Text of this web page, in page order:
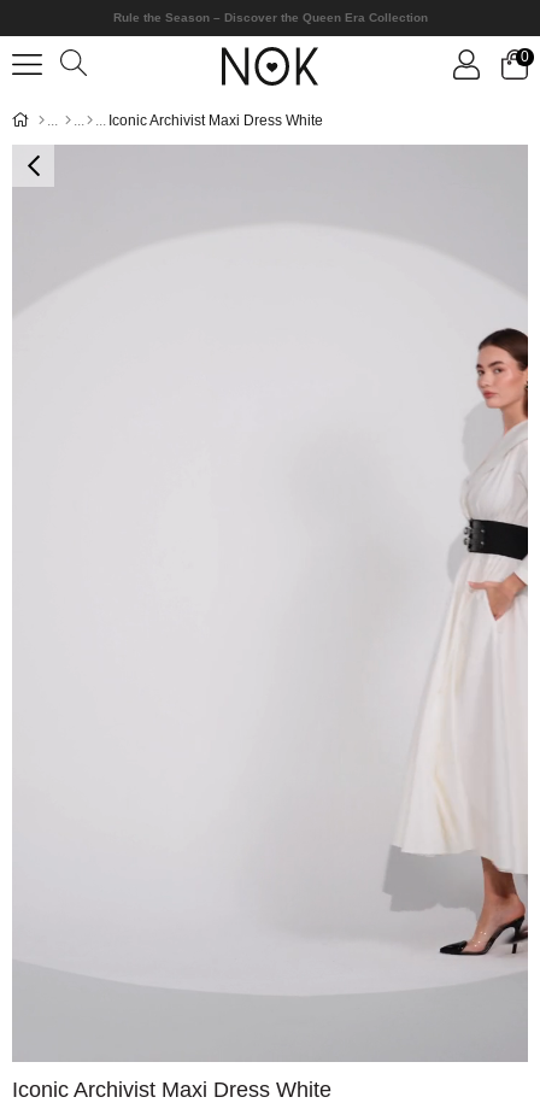
Rule the Season – Discover the Queen Era Collection
0
Iconic Archivist Maxi Dress White
Iconic Archivist Maxi Dress White